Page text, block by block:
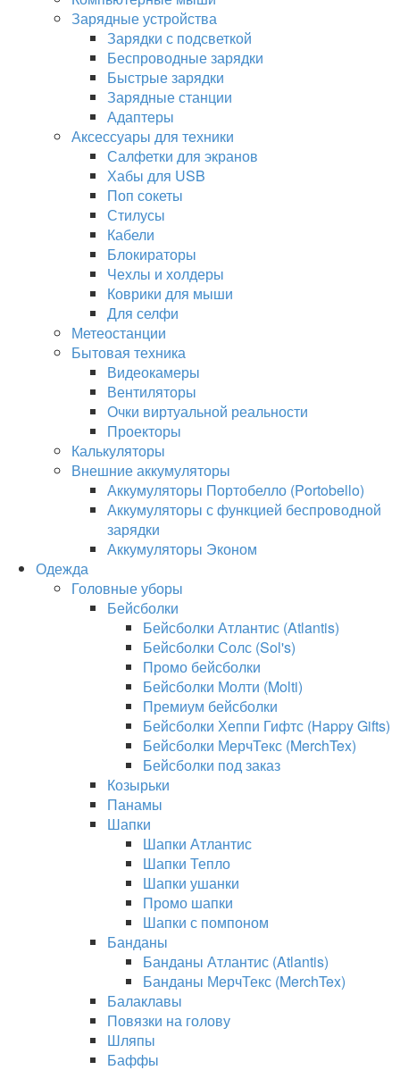
Зарядные устройства
Зарядки с подсветкой
Беспроводные зарядки
Быстрые зарядки
Зарядные станции
Адаптеры
Аксессуары для техники
Салфетки для экранов
Хабы для USB
Поп сокеты
Стилусы
Кабели
Блокираторы
Чехлы и холдеры
Коврики для мыши
Для селфи
Метеостанции
Бытовая техника
Видеокамеры
Вентиляторы
Очки виртуальной реальности
Проекторы
Калькуляторы
Внешние аккумуляторы
Аккумуляторы Портобелло (Portobello)
Аккумуляторы с функцией беспроводной
зарядки
Аккумуляторы Эконом
Одежда
Головные уборы
Бейсболки
Бейсболки Атлантис (Atlantis)
Бейсболки Солс (Sol's)
Промо бейсболки
Бейсболки Молти (Molti)
Премиум бейсболки
Бейсболки Хеппи Гифтс (Happy Gifts)
Бейсболки МерчТекс (MerchTex)
Бейсболки под заказ
Козырьки
Панамы
Шапки
Шапки Атлантис
Шапки Тепло
Шапки ушанки
Промо шапки
Шапки с помпоном
Банданы
Банданы Атлантис (Atlantis)
Банданы МерчТекс (MerchTex)
Балаклавы
Повязки на голову
Шляпы
Баффы